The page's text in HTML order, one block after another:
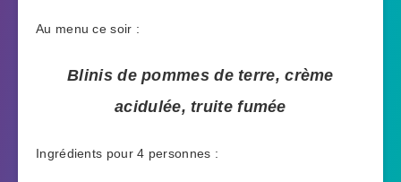
Au menu ce soir :
Blinis de pommes de terre, crème
acidulée, truite fumée
Ingrédients pour 4 personnes :